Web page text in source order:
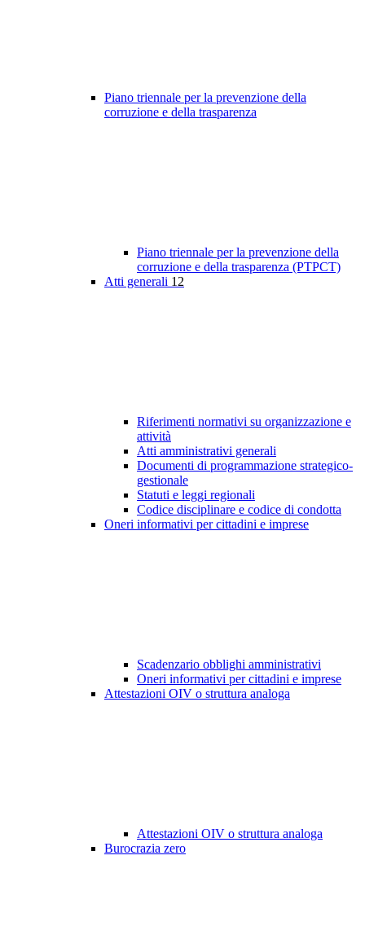
Piano triennale per la prevenzione della
corruzione e della trasparenza
Piano triennale per la prevenzione della
corruzione e della trasparenza (PTPCT)
Atti generali 12
Riferimenti normativi su organizzazione e
attività
Atti amministrativi generali
Documenti di programmazione strategico-
gestionale
Statuti e leggi regionali
Codice disciplinare e codice di condotta
Oneri informativi per cittadini e imprese
Scadenzario obblighi amministrativi
Oneri informativi per cittadini e imprese
Attestazioni OIV o struttura analoga
Attestazioni OIV o struttura analoga
Burocrazia zero